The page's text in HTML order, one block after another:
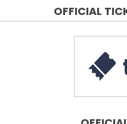
OFFICIAL